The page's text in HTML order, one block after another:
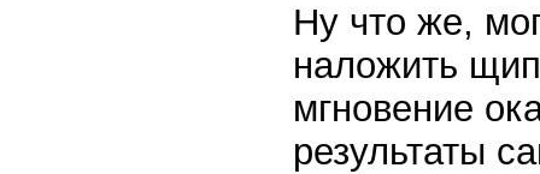
Ну что же,
наложить
мгновение
результаты